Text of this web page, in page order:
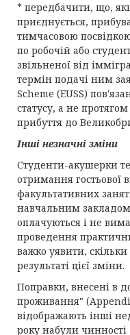
* передбачити, що,
приєднується,
тимчасовою
по робочій або
звільненої від
термін подачі ним
Scheme (EUSS)
статусу, а не
прибуття до
Інші незначні зміни
Студенти-акушерки
отримання гостьової
факультативних
навчальним
оплачуються і не
проведення
важко уявити,
результаті цієї зміни.
Поправки, внесені в
проживання"
відображають інші
року набули